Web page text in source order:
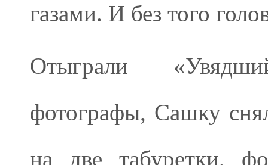
газами. И без того
Отыграли
фотографы, Сашку
на две табуретки,